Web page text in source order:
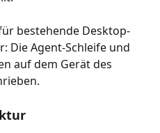
bestehende Desktop-
Die Agent-Schleife und
auf dem Gerät des